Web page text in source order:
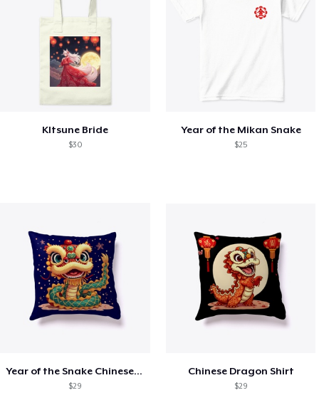
KItsune Bride
$30
Year of the Mikan Snake
$25
Year of the Snake Chinese New Year
$29
Chinese Dragon Shirt
$29